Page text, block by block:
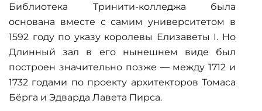
Библиотека Тринити-колледжа была
основана вместе с самим университетом в
1592 году по указу королевы Елизаветы I. Но
Длинный зал в его нынешнем виде был
построен значительно позже — между 1712 и
1732 годами по проекту архитекторов Томаса
Бёрга и Эдварда Лавета Пирса.